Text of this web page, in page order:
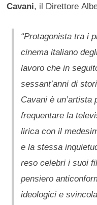
Cavani, il Direttore
“Protagonista tra i
cinema italiano
lavoro che in
sessant’anni di
Cavani è un’artista
frequentare la
lirica con il
e la stessa
reso celebri i suoi
pensiero
ideologici e